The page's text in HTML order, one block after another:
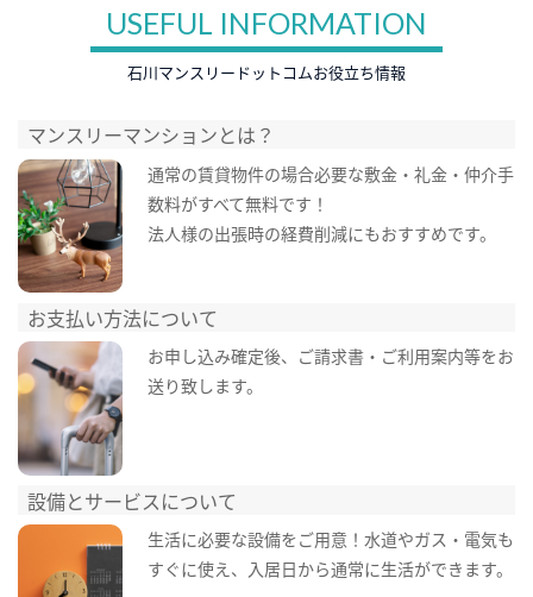
USEFUL INFORMATION
石川マンスリードットコムお役立ち情報
マンスリーマンションとは？
通常の賃貸物件の場合必要な敷金・礼金・仲介手
数料がすべて無料です！
法人様の出張時の経費削減にもおすすめです。
お支払い方法について
お申し込み確定後、ご請求書・ご利用案内等をお
送り致します。
設備とサービスについて
生活に必要な設備をご用意！水道やガス・電気も
すぐに使え、入居日から通常に生活ができます。